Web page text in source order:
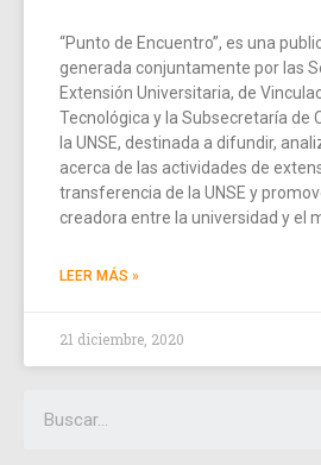
“Punto de Encuentro”, es una
generada conjuntamente por las
Extensión Universitaria, de
Tecnológica y la Subsecretaría de
la UNSE, destinada a difundir,
acerca de las actividades de
transferencia de la UNSE y
creadora entre la universidad y el
LEER MÁS »
21 diciembre, 2020